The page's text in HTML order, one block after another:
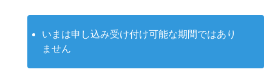
いまは申し込み受け付け可能な期間ではあり
ません